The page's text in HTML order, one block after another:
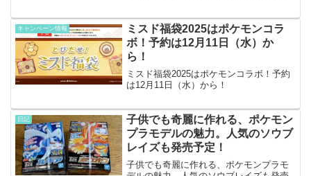
要次のプリキュアは名探偵プリキュア！
かー、今までありそうでなかったテーマ
で楽しみ。そんでもって毎...
キャンペーン情報
ミスド福袋2025はポケモンコラ
ボ！予約は12月11日（水）か
ら！
ミスド福袋2025はポケモンコラボ！予約
は12月11日（水）から！
日記
子供でも奇麗に作れる、ポケモン
プラモデルの魅力。人気のソウブ
レイズも発売予定！
子供でも奇麗に作れる、ポケモンプラモ